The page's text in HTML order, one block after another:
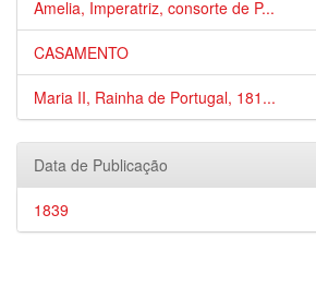
Amelia, Imperatriz, consorte de P...
CASAMENTO
Maria II, Rainha de Portugal, 181...
Data de Publicação
1839